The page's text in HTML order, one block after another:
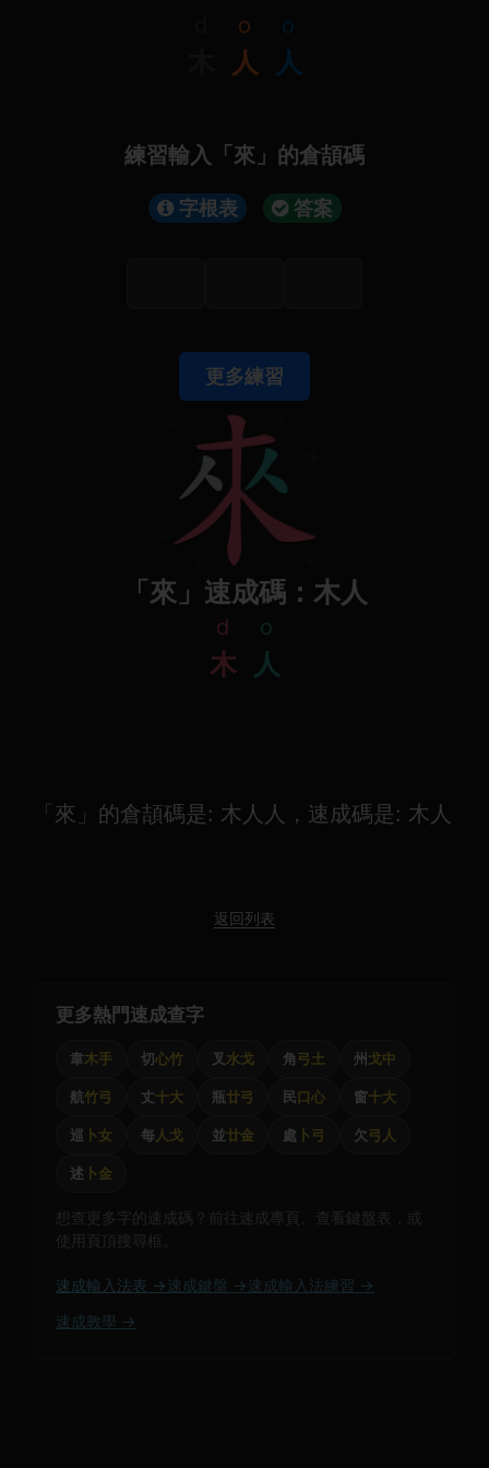
o
人
o
人
練習輸入「來」的倉頡碼
字根表 答案
更多練習
「來」速成碼：木人
d
木
o
人
「來」的倉頡碼是: 木人人，速成碼是: 木人
返回列表
更多熱門速成查字
韋木手 切心竹 叉 水戈 角弓土 州 戈中
航竹弓 丈十大 瓶廿弓 民口心 窗十大
巡 卜女 每人戈 並廿金 處 卜弓 欠弓人
述 卜金
想查更多字的速成碼？前往速成專頁、查看鍵盤表，或
使用頁頂搜尋框。
速成輸入法表 → 速成鍵盤 → 速成輸入法練習 →
速成教學 →